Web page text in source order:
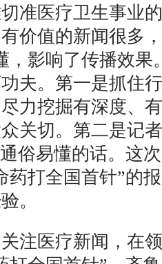
准医疗卫生事业
价值的新闻很多
，影响了传播效果
夫。第一是抓住
力挖掘有深度、
关切。第二是记
俗易懂的话。这
药打全国首针”的
。
医疗新闻，在领